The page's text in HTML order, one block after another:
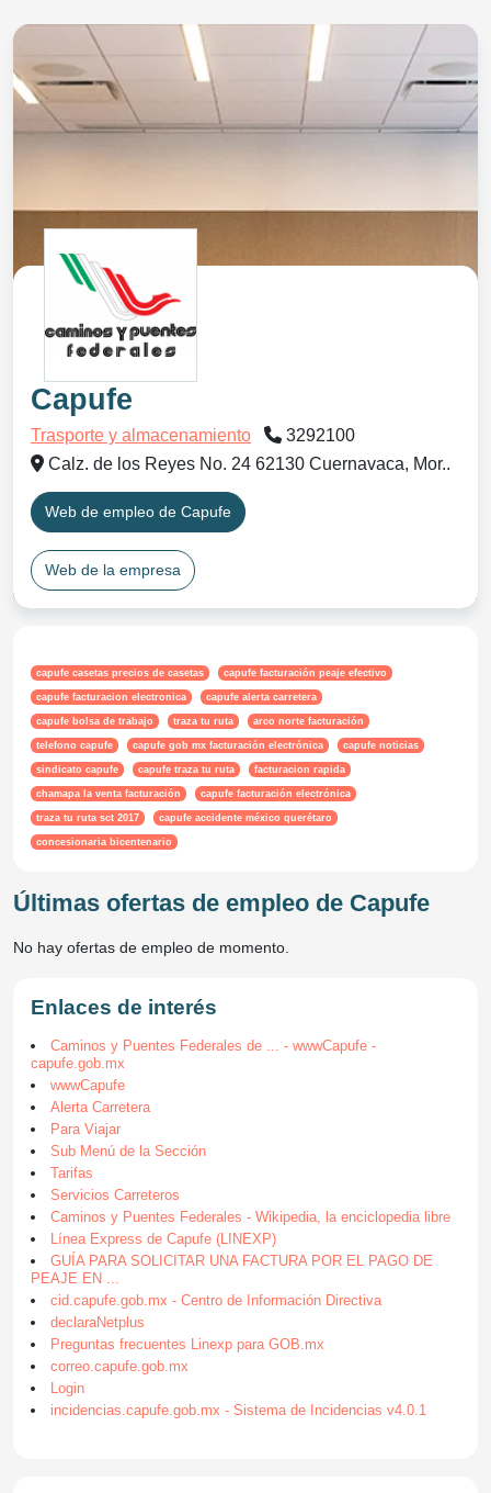
Capufe
Trasporte y almacenamiento
3292100
Calz. de los Reyes No. 24 62130 Cuernavaca, Mor..
Web de empleo de Capufe
Web de la empresa
capufe casetas precios de casetas capufe facturación peaje efectivo
capufe facturacion electronica capufe alerta carretera
capufe bolsa de trabajo traza tu ruta arco norte facturación
telefono capufe capufe gob mx facturación electrónica capufe noticias
sindicato capufe capufe traza tu ruta facturacion rapida
chamapa la venta facturación capufe facturación electrónica
traza tu ruta sct 2017 capufe accidente méxico querétaro
concesionaria bicentenario
Últimas ofertas de empleo de Capufe
No hay ofertas de empleo de momento.
Enlaces de interés
Caminos y Puentes Federales de ... - wwwCapufe -
capufe.gob.mx
wwwCapufe
Alerta Carretera
Para Viajar
Sub Menú de la Sección
Tarifas
Servicios Carreteros
Caminos y Puentes Federales - Wikipedia, la enciclopedia libre
Línea Express de Capufe (LINEXP)
GUÍA PARA SOLICITAR UNA FACTURA POR EL PAGO DE
PEAJE EN ...
cid.capufe.gob.mx - Centro de Información Directiva
declaraNetplus
Preguntas frecuentes Linexp para GOB.mx
correo.capufe.gob.mx
Login
incidencias.capufe.gob.mx - Sistema de Incidencias v4.0.1